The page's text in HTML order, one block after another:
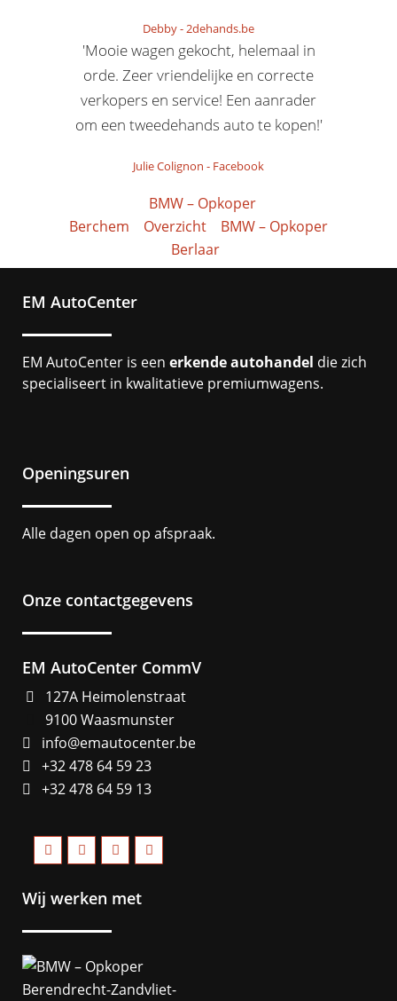
Debby-2dehands.be
'Mooie wagen gekocht, helemaal in
orde. Zeer vriendelijke en correcte
verkopers en service! Een aanrader
om een tweedehands auto te kopen!'
Julie Colignon - Facebook
BMW – Opkoper
Berchem
Overzicht
BMW – Opkoper
Berlaar
EM AutoCenter
EM AutoCenter is een erkende autohandel die zich
specialiseert in kwalitatieve premiumwagens.
Openingsuren
Alle dagen open op afspraak.
Onze contactgegevens
EM AutoCenter CommV
127A Heimolenstraat
9100 Waasmunster
info@emautocenter.be
+32 478 64 59 23
+32 478 64 59 13
Wij werken met